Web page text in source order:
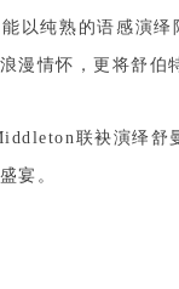
以纯熟的语感演
漫情怀，更将舒伯
联袂演绎
宴。